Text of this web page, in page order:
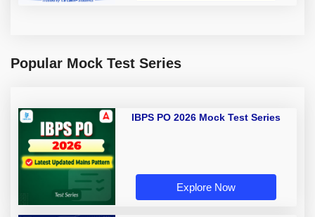
Popular Mock Test Series
IBPS PO 2026 Mock Test Series
Explore Now